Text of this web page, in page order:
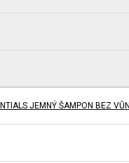
JEMNÝ ŠAMPON BEZ